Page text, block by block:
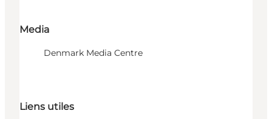
Media
Denmark Media Centre
Liens utiles